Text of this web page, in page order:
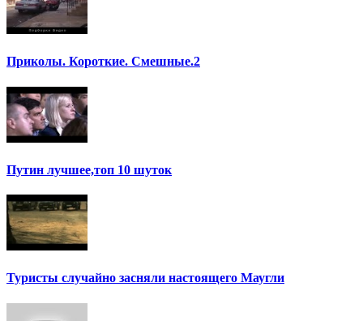
Приколы. Короткие. Смешные.2
Путин лучшее,топ 10 шуток
Туристы случайно засняли настоящего Маугли